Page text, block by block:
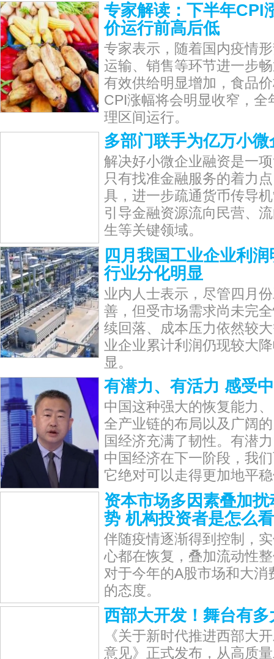
专家解读：下半年CPI
价运行前高后低
专家表示，随着国内疫情
运输、销售等环节进一步
有效供给明显增加，食品
CPI涨幅将会明显收窄，全
理区间运行。
多部门联手为亿万小
解决好小微企业融资是一
只有找准金融服务的着力
具，进一步疏通货币传导
引导金融资源流向民营、
生等关键领域。
四月我国工业企业利
行业分化明显
业内人士表示，尽管四月
善，但受市场需求尚未完
续回落、成本压力依然较
业企业累计利润仍现较大
显。
有潜力、有活力 感受
中国这种强大的恢复能力
全产业链的布局以及广阔
国经济充满了韧性。有潜
中国经济在下一阶段，我
它绝对可以走得更加地平
资本市场多因素叠加
势 机构投资者是怎么
伴随疫情逐渐得到控制，
心都在恢复，叠加流动性
对于今年的A股市场和大
的态度。
西部大开发！舞台有
《关于新时代推进西部大
意见》正式发布，从高质